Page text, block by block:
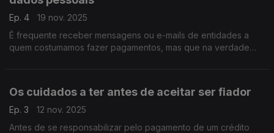
Ep. 4
19 nov. 2025
É frequente receber mensagens ou e-mails de entidades a
quem costumamos fazer pagamentos, mas que na verdade
Os cuidados a ter antes de aceitar ser fiador
Ep. 3
12 nov. 2025
Antes de se responsabilizar pelo pagamento de um crédito